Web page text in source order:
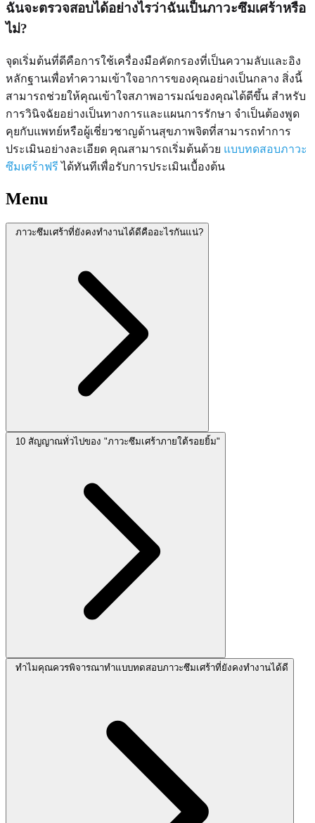
ฉันจะตรวจสอบได้อย่างไรว่าฉันเป็นภาวะซึมเศร้าหรือ
ไม่?
จุดเริ่มต้นที่ดีคือการใช้เครื่องมือคัดกรองที่เป็นความลับและอิง
หลักฐานเพื่อทำความเข้าใจอาการของคุณอย่างเป็นกลาง สิ่งนี้
สามารถช่วยให้คุณเข้าใจสภาพอารมณ์ของคุณได้ดีขึ้น สำหรับ
การวินิจฉัยอย่างเป็นทางการและแผนการรักษา จำเป็นต้องพูด
คุยกับแพทย์หรือผู้เชี่ยวชาญด้านสุขภาพจิตที่สามารถทำการ
ประเมินอย่างละเอียด คุณสามารถเริ่มต้นด้วย แบบทดสอบภาวะ
ซึมเศร้าฟรี ได้ทันทีเพื่อรับการประเมินเบื้องต้น
Menu
ภาวะซึมเศร้าที่ยังคงทำงานได้ดีคืออะไรกันแน่?
10 สัญญาณทั่วไปของ "ภาวะซึมเศร้าภายใต้รอยยิ้ม"
ทำไมคุณควรพิจารณาทำแบบทดสอบภาวะซึมเศร้าที่ยังคงทำงานได้ดี